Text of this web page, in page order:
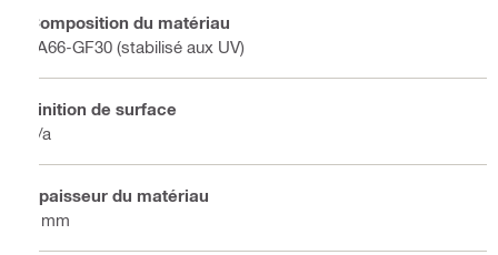
Composition du matériau
PA66-GF30 (stabilisé aux UV)
Finition de surface
n/a
Épaisseur du matériau
6 mm